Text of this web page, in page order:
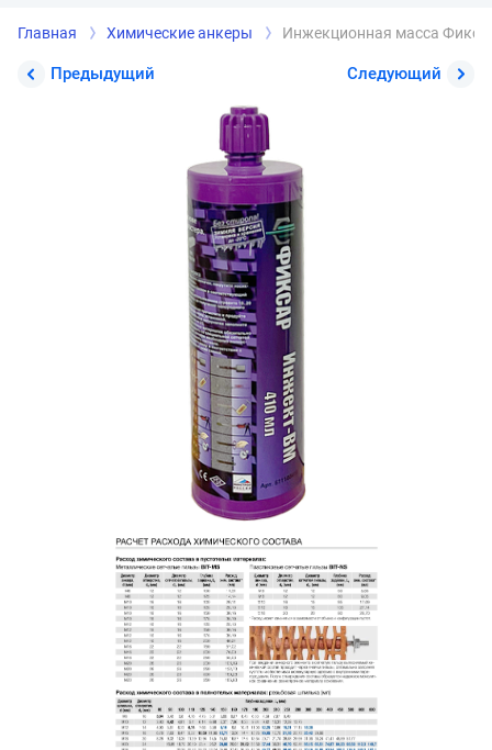
Главная Химические анкеры Инжекционная масса
Предыдущий Следующий